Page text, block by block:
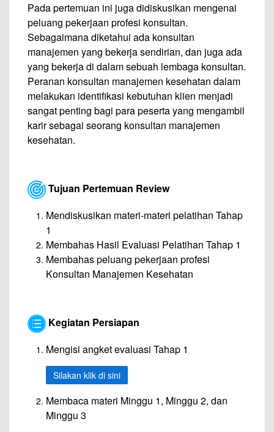
Pada pertemuan ini juga didiskusikan mengenai
peluang pekerjaan profesi konsultan.
Sebagaimana diketahui ada konsultan
manajemen yang bekerja sendirian, dan juga ada
yang bekerja di dalam sebuah lembaga konsultan.
Peranan konsultan manajemen kesehatan dalam
melakukan identifikasi kebutuhan klien menjadi
sangat penting bagi para peserta yang mengambil
karir sebagai seorang konsultan manajemen
kesehatan.
Tujuan Pertemuan Review
Mendiskusikan materi-materi pelatihan Tahap
1
Membahas Hasil Evaluasi Pelatihan Tahap 1
Membahas peluang pekerjaan profesi
Konsultan Manajemen Kesehatan
Kegiatan Persiapan
Mengisi angket evaluasi Tahap 1
Silakan klik di sini
Membaca materi Minggu 1, Minggu 2, dan
Minggu 3